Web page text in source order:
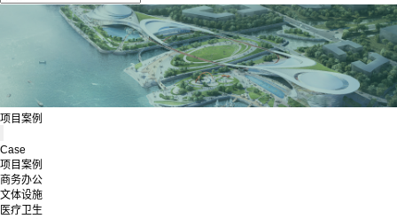
项目案例
Case
项目案例
商务办公
文体设施
医疗卫生